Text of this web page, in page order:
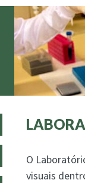
O
visuais